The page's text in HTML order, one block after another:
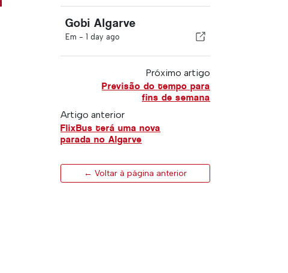
Gobi Algarve
Em - 1 day ago
Próximo artigo
Previsão do tempo para
fins de semana
Artigo anterior
FlixBus terá uma nova
parada no Algarve
← Voltar à página anterior